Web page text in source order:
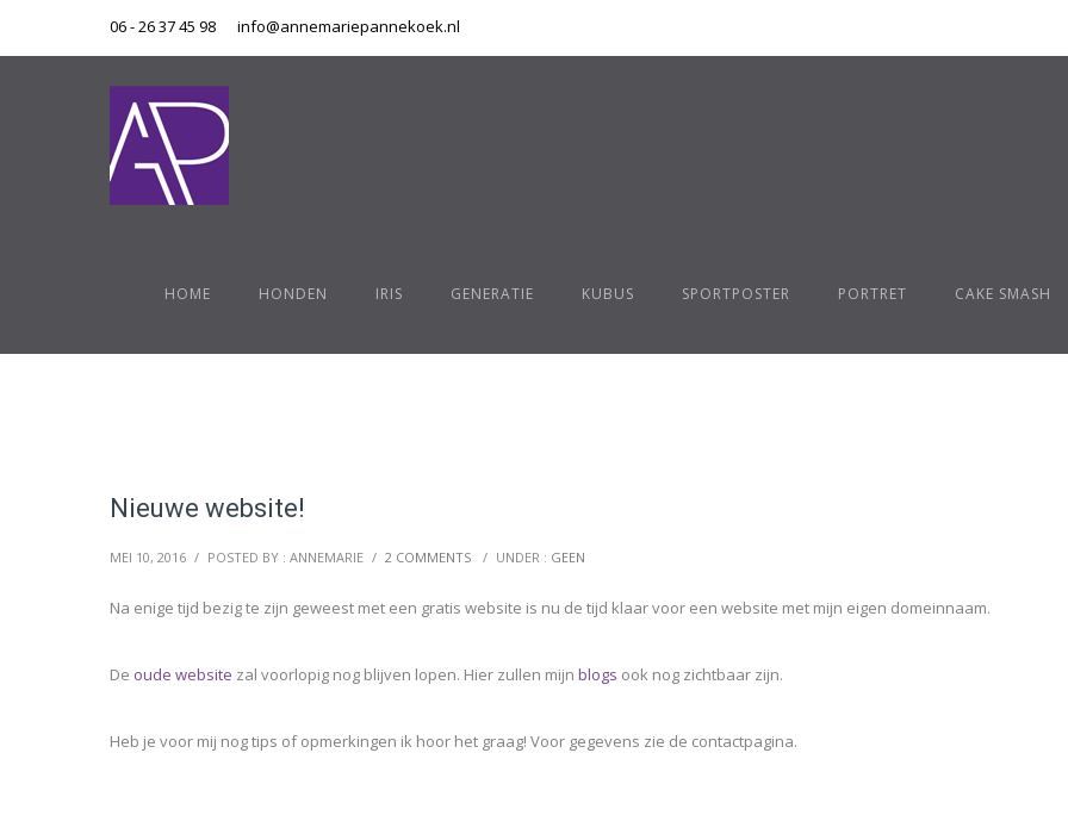
06 - 26 37 45 98 info@annemariepannekoek.nl
HOME HONDEN IRIS GENERATIE KUBUS SPORTPOSTER PORTRET CAKE SMASH
Nieuwe website!
MEI 10, 2016 / POSTED BY : ANNEMARIE / 2 COMMENTS / UNDER : GEEN
Na enige tijd bezig te zijn geweest met een gratis website is nu de tijd klaar voor een website met mijn eigen domeinnaam.
De oude website zal voorlopig nog blijven lopen. Hier zullen mijn blogs ook nog zichtbaar zijn.
Heb je voor mij nog tips of opmerkingen ik hoor het graag! Voor gegevens zie de contactpagina.